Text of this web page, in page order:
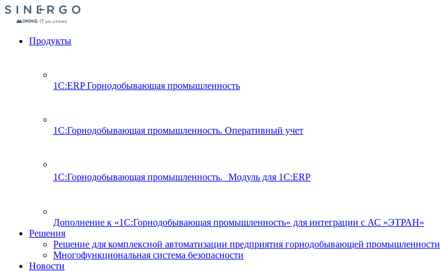
Продукты
1С:ERP Горнодобывающая промышленность
1С:Горнодобывающая промышленность. Оперативный учет
1С:Горнодобывающая промышленность. Модуль для 1С:ERP
Дополнение к «1С:Горнодобывающая промышленность» для интеграции с АС «ЭТРАН»
Решения
Решение для комплексной автоматизации предприятия горнодобывающей промышленности
Многофункциональная система безопасности
Новости